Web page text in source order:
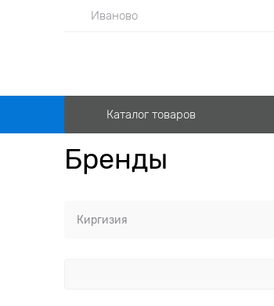
Иваново
Каталог товаров
Бренды